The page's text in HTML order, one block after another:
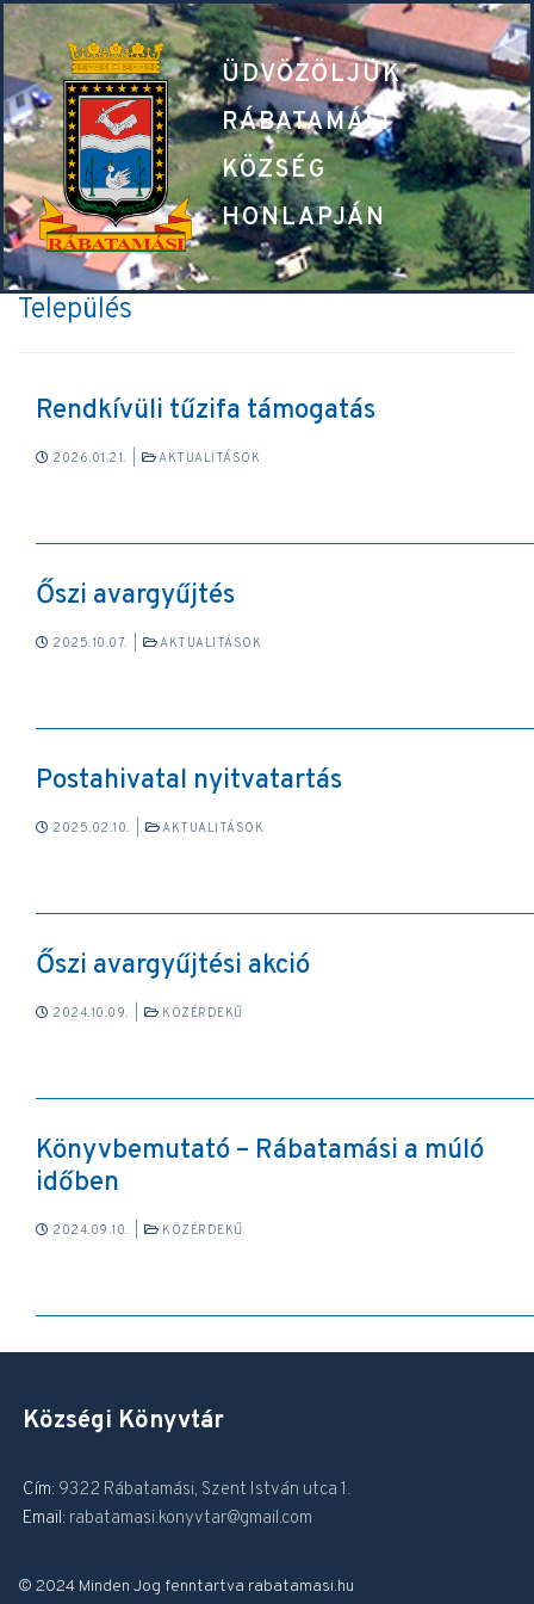
ÜDVÖZÖLJÜK
RÁBATAMÁSI
KÖZSÉG
HONLAPJÁN
Település
Rendkívüli tűzifa támogatás
2026.01.21. AKTUALITÁSOK
Őszi avargyűjtés
2025.10.07. AKTUALITÁSOK
Postahivatal nyitvatartás
2025.02.10. AKTUALITÁSOK
Őszi avargyűjtési akció
2024.10.09. KÖZÉRDEKŰ
Könyvbemutató – Rábatamási a múló
időben
2024.09.10. KÖZÉRDEKŰ
Községi Könyvtár
Cím: 9322 Rábatamási, Szent István utca 1.
Email: rabatamasi.konyvtar@gmail.com
© 2024 Minden Jog fenntartva rabatamasi.hu